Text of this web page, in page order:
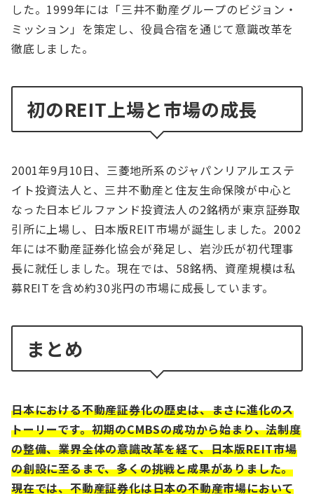
した。1999年には「三井不動産グループのビジョン・
ミッション」を策定し、役員合宿を通じて意識改革を
徹底しました。
初のREIT上場と市場の成長
2001年9月10日、三菱地所系のジャパンリアルエステ
イト投資法人と、三井不動産と住友生命保険が中心と
なった日本ビルファンド投資法人の2銘柄が東京証券取
引所に上場し、日本版REIT市場が誕生しました。2002
年には不動産証券化協会が発足し、岩沙氏が初代理事
長に就任しました。現在では、58銘柄、資産規模は私
募REITを含め約30兆円の市場に成長しています。
まとめ
日本における不動産証券化の歴史は、まさに進化のス
トーリーです。初期のCMBSの成功から始まり、法制度
の整備、業界全体の意識改革を経て、日本版REIT市場
の創設に至るまで、多くの挑戦と成果がありました。
現在では、不動産証券化は日本の不動産市場において